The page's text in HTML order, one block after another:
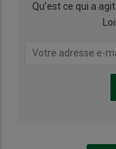
Qu’est ce qui a